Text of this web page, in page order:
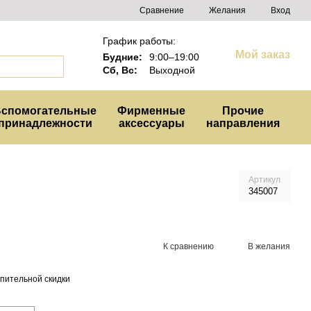
Сравнение Желания Вход
График работы:
Будние:
9:00–19:00
Сб, Вс:
Выходной
Мой заказ
Фирменные
аксессуары
Прочие
направления
Артикул
345007
К сравнению В желания
скидки